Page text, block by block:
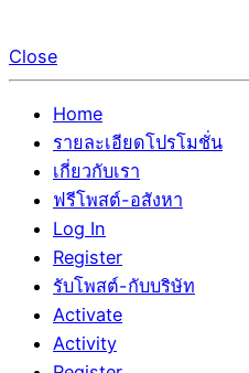
Close
Home
รายละเอียดโปรโมชั่น
เกี่ยวกับเรา
ฟรีโพสต์-อสังหา
Log In
Register
รับโพสต์-กับบริษัท
Activate
Activity